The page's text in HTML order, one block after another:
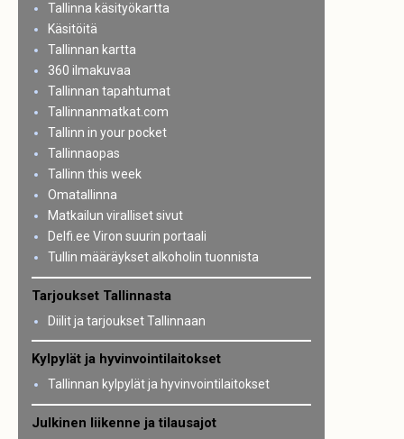
Tallinna käsityökartta
Käsitöitä
Tallinnan kartta
360 ilmakuvaa
Tallinnan tapahtumat
Tallinnanmatkat.com
Tallinn in your pocket
Tallinnaopas
Tallinn this week
Omatallinna
Matkailun viralliset sivut
Delfi.ee Viron suurin portaali
Tullin määräykset alkoholin tuonnista
Tarjoukset Tallinnasta
Diilit ja tarjoukset Tallinnaan
Kylpylät ja hyvinvointilaitokset
Tallinnan kylpylät ja hyvinvointilaitokset
Julkinen liikenne ja tilausajot